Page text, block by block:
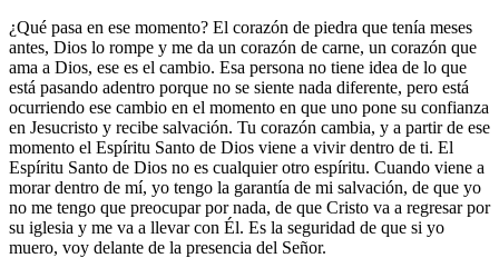
¿Qué pasa en ese momento? El corazón de piedra que tenía meses
antes, Dios lo rompe y me da un corazón de carne, un corazón que
ama a Dios, ese es el cambio. Esa persona no tiene idea de lo que
está pasando adentro porque no se siente nada diferente, pero está
ocurriendo ese cambio en el momento en que uno pone su confianza
en Jesucristo y recibe salvación. Tu corazón cambia, y a partir de ese
momento el Espíritu Santo de Dios viene a vivir dentro de ti. El
Espíritu Santo de Dios no es cualquier otro espíritu. Cuando viene a
morar dentro de mí, yo tengo la garantía de mi salvación, de que yo
no me tengo que preocupar por nada, de que Cristo va a regresar por
su iglesia y me va a llevar con Él. Es la seguridad de que si yo
muero, voy delante de la presencia del Señor.